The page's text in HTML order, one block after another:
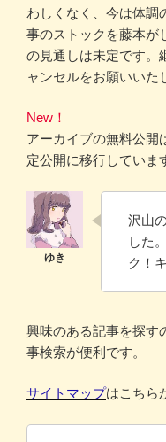
わしくなく、今は体調
事のストックを藤本が
の見通しは未定です。
ャンセルをお願いいた
New！
アーカイブの無料公開
定公開に移行していま
沢山
した
ク！
興味のある記事を探す
事検索が便利です。
サイトマップはこちら